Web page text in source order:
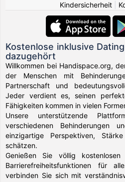
Kindersicherheit
Kostenlose inklusive
dazugehört
Willkommen bei Handispace.org,
der Menschen mit
Partnerschaft und
Jeder verdient es, seinen
Fähigkeiten kommen in vielen
Unsere unterstützende
verschiedenen Behinderungen
einzigartige Perspektiven,
schätzen.
Genießen Sie völlig
Barrierefreiheitsfunktionen für
verbinden Sie sich mit